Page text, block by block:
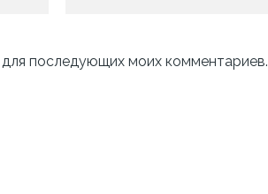
последующих моих комментариев.